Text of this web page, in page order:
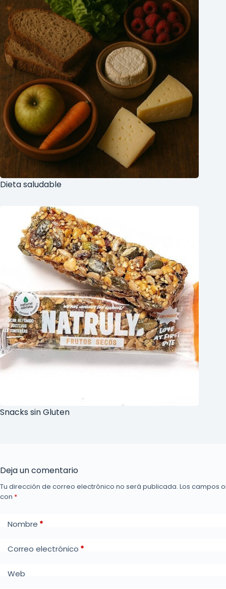
Dieta saludable
Snacks sin Gluten
Deja un comentario
Tu dirección de correo electrónico no será publicada. Los campos
con *
Nombre *
Correo electrónico *
Web